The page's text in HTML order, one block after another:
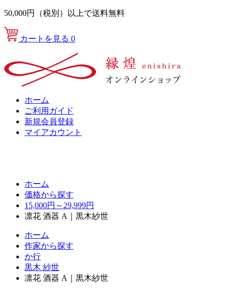
50,000円（税別）以上で送料無料
カートを見る 0
ホーム
ご利用ガイド
新規会員登録
マイアカウント
ホーム
価格から探す
15,000円～29,999円
凛花 酒器 A｜黒木紗世
ホーム
作家から探す
か行
黒木 紗世
凛花 酒器 A｜黒木紗世